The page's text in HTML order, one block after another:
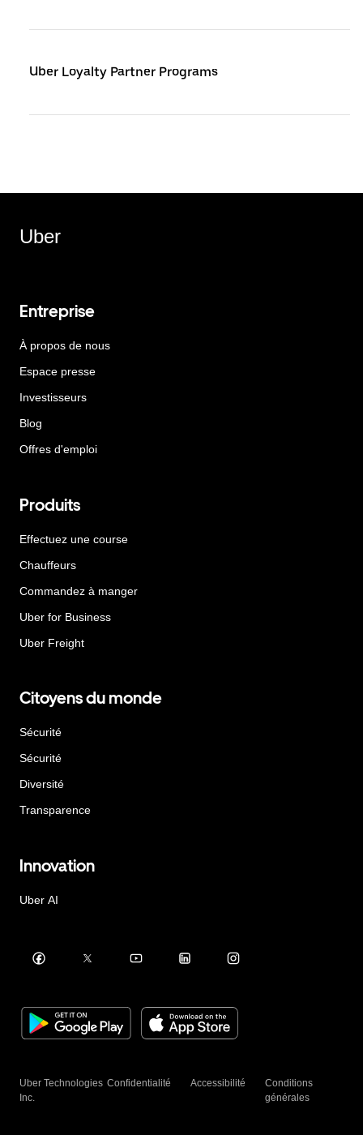
Uber Loyalty Partner Programs
Uber
Entreprise
À propos de nous
Espace presse
Investisseurs
Blog
Offres d'emploi
Produits
Effectuez une course
Chauffeurs
Commandez à manger
Uber for Business
Uber Freight
Citoyens du monde
Sécurité
Sécurité
Diversité
Transparence
Innovation
Uber AI
Uber Technologies
Inc.
Confidentialité Accessibilité
Conditions
générales